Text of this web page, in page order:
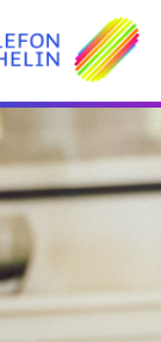
FÖRETAG